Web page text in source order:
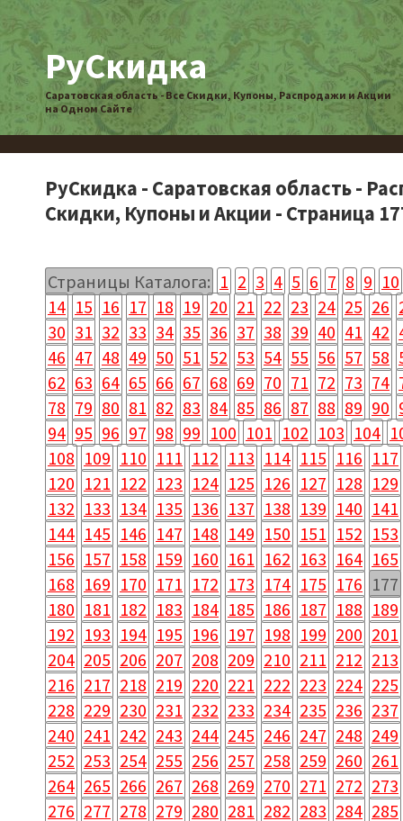
РуСкидка
Саратовская область - Все Скидки, Купоны, Распродажи и Акции
на Одном Сайте
РуСкидка - Саратовская область -
Скидки, Купоны и Акции - Страница
Страницы Каталога: 1 2 3 4 5 6 7 8 9 10
14 15 16 17 18 19 20 21 22 23 24 25 26
30 31 32 33 34 35 36 37 38 39 40 41 42
46 47 48 49 50 51 52 53 54 55 56 57 58
62 63 64 65 66 67 68 69 70 71 72 73 74
78 79 80 81 82 83 84 85 86 87 88 89 90
94 95 96 97 98 99 100 101 102 103 104
108 109 110 111 112 113 114 115 116 117
120 121 122 123 124 125 126 127 128 129
132 133 134 135 136 137 138 139 140 141
144 145 146 147 148 149 150 151 152 153
156 157 158 159 160 161 162 163 164 165
168 169 170 171 172 173 174 175 176 177
180 181 182 183 184 185 186 187 188 189
192 193 194 195 196 197 198 199 200 201
204 205 206 207 208 209 210 211 212 213
216 217 218 219 220 221 222 223 224 225
228 229 230 231 232 233 234 235 236 237
240 241 242 243 244 245 246 247 248 249
252 253 254 255 256 257 258 259 260 261
264 265 266 267 268 269 270 271 272 273
276 277 278 279 280 281 282 283 284 285